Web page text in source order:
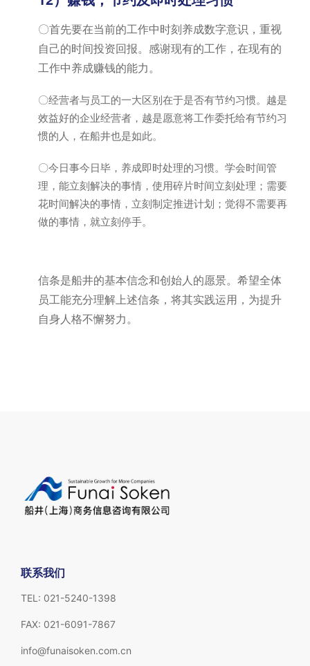
〇首先要在当前的工作中时刻养成数字意识，重视
自己的时间投资回报。感谢现有的工作，在现有的
工作中养成赚钱的能力。
〇经营者与员工的一大区别在于是否有节约习惯。越是
效益好的企业经营者，越是愿意将工作委托给有节约习
惯的人，在船井也是如此。
〇今日事今日毕，养成即时处理的习惯。学会时间管
理，能立刻解决的事情，使用碎片时间立刻处理；需要
花时间解决的事情，立刻制定推进计划；觉得不需要再
做的事情，就立刻停手。
信条是船井的基本信念和创始人的愿景。希望全体
员工能充分理解上述信条，将其实践运用，为提升
自身人格不懈努力。
联系我们
TEL: 021-5240-1398
FAX: 021-6091-7867
info@funaisoken.com.cn